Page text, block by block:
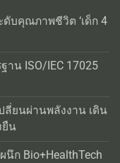
บคุณภาพชีวิต ‘เด็ก 4
าน ISO/IEC 17025
ลี่ยนผ่านพลังงาน เดิน
ยืน
นึก Bio+HealthTech